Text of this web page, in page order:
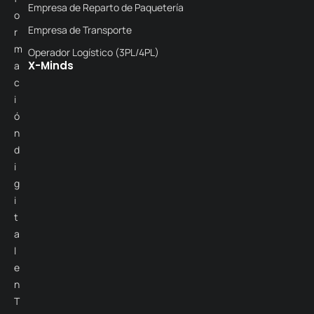
o
r
m
a
c
i
ó
n
d
i
g
i
t
a
l
e
n
T
Empresa de Reparto de Paquetería
Empresa de Transporte
Operador Logístico (3PL/4PL)
X-Minds